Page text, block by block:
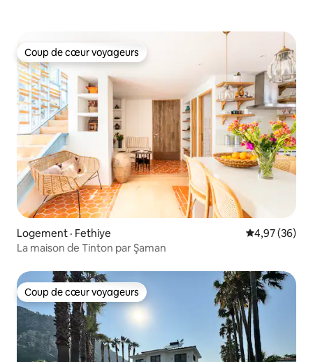
Coup de cœur voyageurs
Coup de cœur voyageurs
Logement · Fethiye Note
4,97 (36)
La maison de Tinton par Şaman
Coup de cœur voyageurs
Coup de cœur voyageurs